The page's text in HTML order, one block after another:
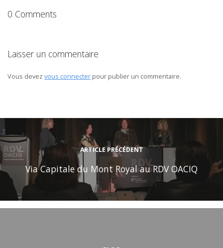
0 Comments
Laisser un commentaire
Vous devez vous connecter pour publier un commentaire.
ARTICLE PRÉCÉDENT
Via Capitale du Mont Royal au RDV OACIQ